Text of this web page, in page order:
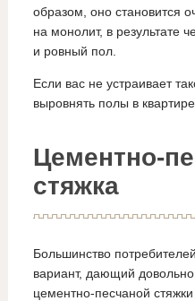
образом, оно становится
на монолит, в результате
и ровный пол.
Если вас не устраивает
выровнять полы в
Цементно-
стяжка
Большинство
вариант, дающий
цементно-песчаной